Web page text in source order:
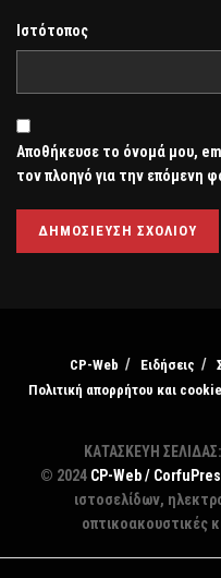
Ιστότοπος
Αποθήκευσε το όνομά μου,
τον πλοηγό για την επόμενη
CP-Web Ειδήσεις
Πολιτική απορρήτου και
ΚΑΤΑΣΚΕΥΗ ΣΕΛΙΔΑΣ:
© 2024 CP-Web /
ιστοσελίδων,
οπτικοακουστικές